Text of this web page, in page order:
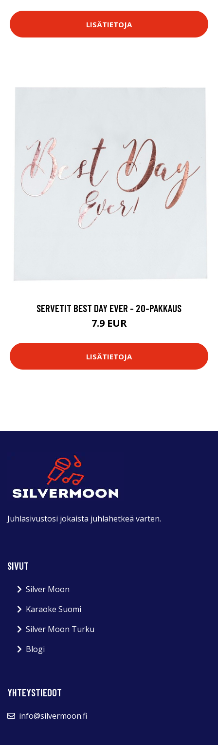
LISÄTIETOJA
SERVETIT BEST DAY EVER - 20-PAKKAUS
7.9 EUR
LISÄTIETOJA
Juhlasivustosi jokaista juhlahetkeä varten.
SIVUT
Silver Moon
Karaoke Suomi
Silver Moon Turku
Blogi
YHTEYSTIEDOT
info@silvermoon.fi